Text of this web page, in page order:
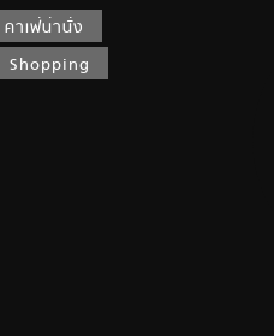
คาเฟ่น่านั่ง
Shopping